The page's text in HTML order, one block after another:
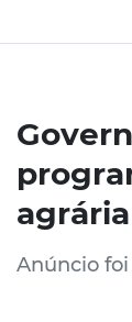
agrária
Anúncio